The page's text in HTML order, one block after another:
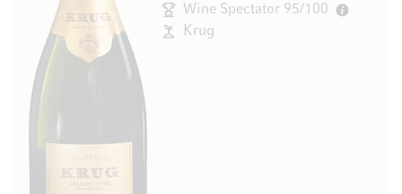
Wine Spectator 95/100
Krug